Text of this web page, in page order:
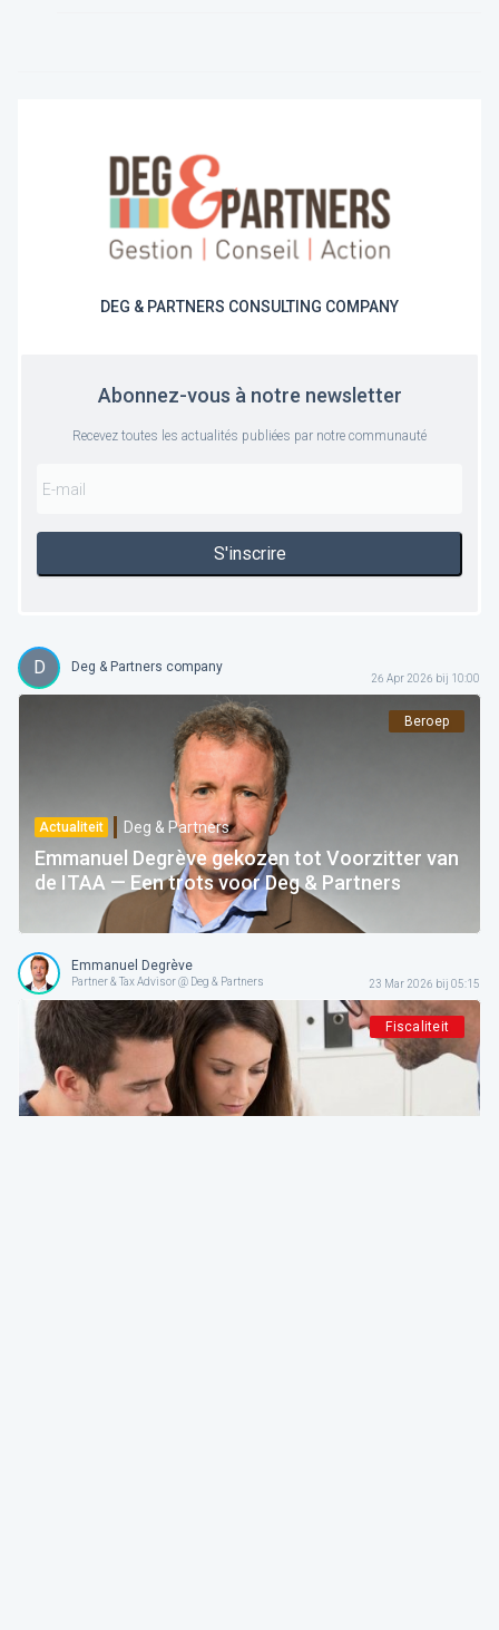
DEG & PARTNERS CONSULTING COMPANY
Abonnez-vous à notre newsletter
Recevez toutes les actualités publiées par notre communauté
S'inscrire
D Deg & Partners company
26 Apr 2026 bij 10:00
Beroep
Actualiteit Deg & Partners
Emmanuel Degrève gekozen tot Voorzitter van
de ITAA — Een trots voor Deg & Partners
Emmanuel Degrève
Partner & Tax Advisor @ Deg & Partners 23 Mar 2026 bij 05:15
Fiscaliteit